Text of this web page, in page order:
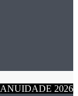
ANUIDADE 2026